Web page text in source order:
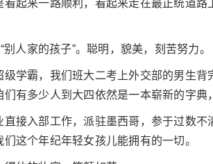
起来一路顺利，看起来走在最正统道路
人家的孩子”。聪明，貌美，刻苦努力。
学霸，我们班大二考上外交部的男生
有多少人到大四依然是一本崭新的字典
接入部工作，派驻墨西哥，参于过数
这个年纪年轻女孩儿能拥有的一切。